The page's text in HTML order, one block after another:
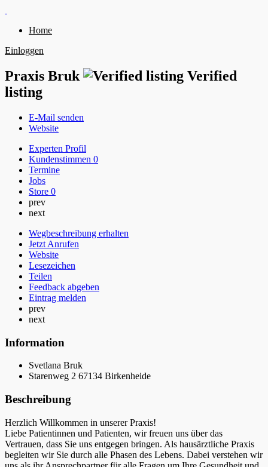
Home
Einloggen
Praxis Bruk
Verified
listing
E-Mail senden
Website
Experten Profil
Kundenstimmen 0
Termine
Jobs
Store 0
prev
next
Wegbeschreibung erhalten
Jetzt Anrufen
Website
Lesezeichen
Teilen
Feedback abgeben
Eintrag melden
prev
next
Information
Svetlana Bruk
Starenweg 2 67134 Birkenheide
Beschreibung
Herzlich Willkommen in unserer Praxis!
Liebe Patientinnen und Patienten, wir freuen uns über das
Vertrauen, dass Sie uns entgegen bringen. Als hausärztliche Praxis
begleiten wir Sie durch alle Phasen des Lebens. Dabei verstehen wir